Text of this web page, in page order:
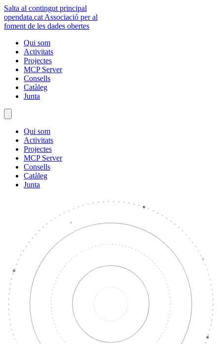
Salta al contingut principal
opendata.cat Associació per al
foment de les dades obertes
Qui som
Activitats
Projectes
MCP Server
Consells
Catàleg
Junta
Qui som
Activitats
Projectes
MCP Server
Consells
Catàleg
Junta